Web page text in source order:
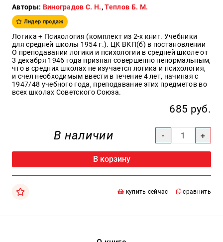
Авторы: Виноградов С. Н.,Теплов Б. М.
Лидер продаж
Логика + Психология (комплект из 2-х книг. Учебники
для средней школы 1954 г.). ЦК ВКП(б) в постановлении
О преподавании логики и психологии в средней школе от
3 декабря 1946 года признал совершенно ненормальным,
что в средних школах не изучается логика и психология,
и счел необходимым ввести в течение 4 лет, начиная с
1947/48 учебного года, преподавание этих предметов во
всех школах Советского Союза.
685 руб.
В наличии
В корзину
купить сейчас сравнить
Образ
жизни
Культура
и
Искусство
Поэзия
Кухня,
гастрономия,
Авторам
Контакты